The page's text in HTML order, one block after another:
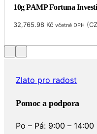
10g PAMP Fortuna
32,765.98 Kč včetně DPH (
Zlato pro radost
Pomoc a podpora
Po – Pá: 9:00 – 14:00